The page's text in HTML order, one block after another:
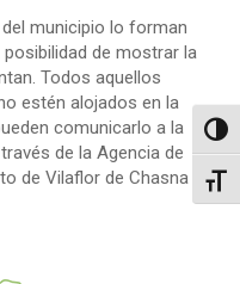
municipio lo forman
de mostrar la
Todos aquellos
estén alojados en la
comunicarlo a la
de la Agencia de
de Vilaflor de Chasna